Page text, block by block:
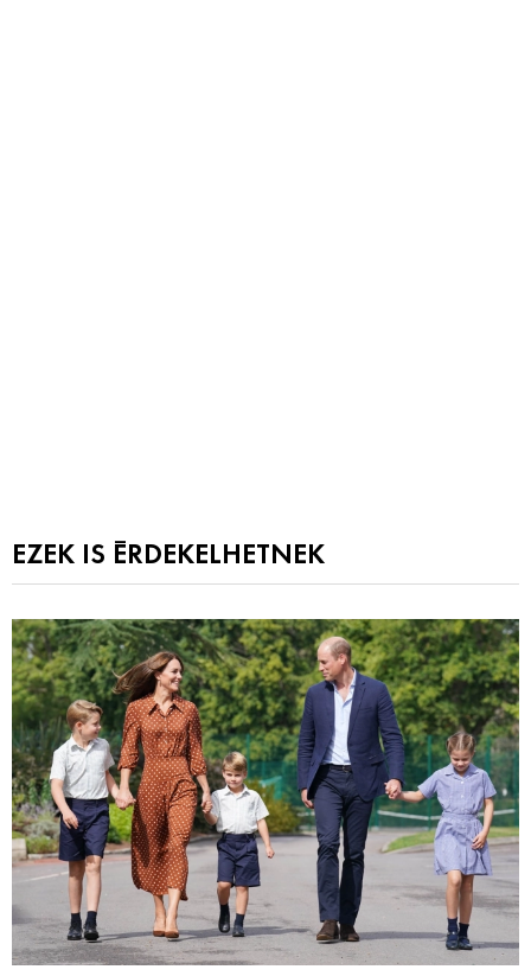
EZEK IS ÉRDEKELHETNEK